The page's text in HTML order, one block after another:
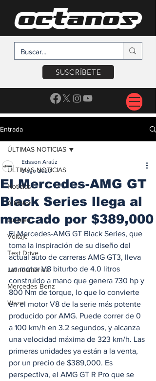
SUSCRÍBETE
Entrada
ÚLTIMAS NOTICIAS
Noticias
A Motor
Locales
Voltaje
Test Drive
Latinoamérica
Mercedes Benz
Waze
ÚLTIMAS NOTICIAS
El Mercedes-AMG GT
Black Series llega al
mercado por $389,000
Edsson Araúz
3 ago 2020
El Mercedes-AMG GT Black Series, que
toma la inspiración de su diseño del
actual auto de carreras AMG GT3, lleva
un motor V8 biturbo de 4.0 litros
construido a mano que genera 730 hp y
800 Nm de torque, lo que lo convierte
en el motor V8 de la serie más potente
producido por AMG. Puede correr de 0
a 100 km/h en 3.2 segundos, y alcanza
una velocidad máxima de 323 km/h. Las
primeras unidades ya están a la venta,
por un precio de $389,000. Es
perspectiva, el AMG GT R Pro que se